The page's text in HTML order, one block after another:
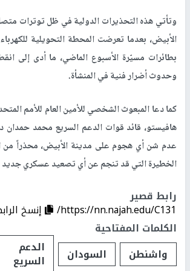
وتأتي هذه التحذيرات الدولية في ظل توترات
الأبيض، بعدما تعرضت المحطة التحويلية
بطائرات مسيّرة الأسبوع الماضي، ما أدى إلى
وحدوث أضرار فنية في المنشأة.
كما دعا المبعوث الشخصي للأمين العام للأمم
هافيستو، قائد قوات الدعم السريع محمد
عدم شن أي هجوم على مدينة الأبيض، محذراً من
الخطيرة التي قد تنجم عن أي تصعيد عسكري
رابط قصير
https://nn.najah.edu/C131/
إنسخ
الكلمات المفتاحية
واشنطن
السودان الدعم
السريع